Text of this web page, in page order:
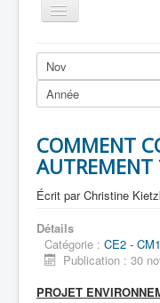
Basculer
la
COMMENT
AUTREMENT
Écrit parChristine
Détails
Catégorie : CE2 - CM1
Publication : 30
PROJET